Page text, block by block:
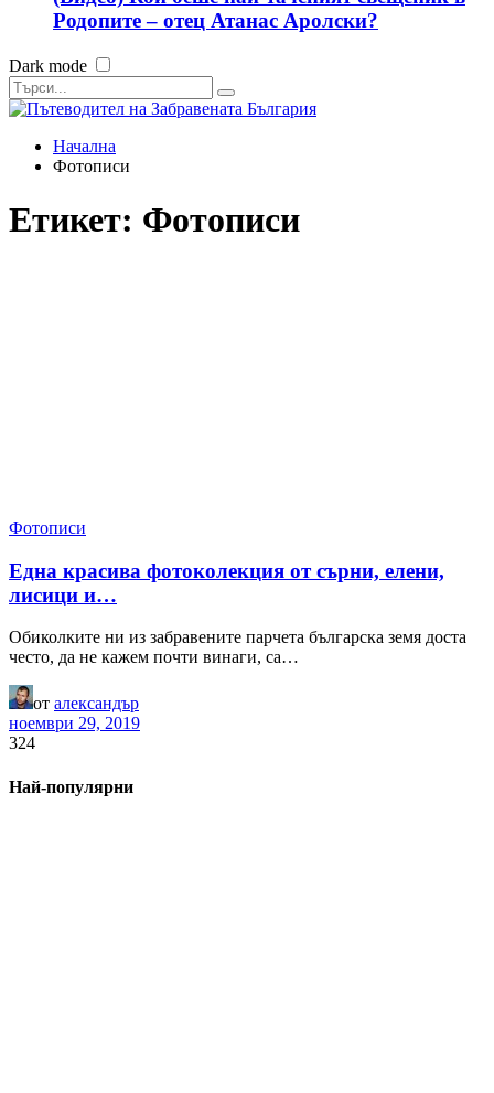
Родопите – отец Атанас Аролски?
Dark mode
Начална
Фотописи
Етикет: Фотописи
Фотописи
Една красива фотоколекция от сърни, елени,
лисици и…
Обиколките ни из забравените парчета българска земя доста
често, да не кажем почти винаги, са…
от александър
ноември 29, 2019
324
Най-популярни